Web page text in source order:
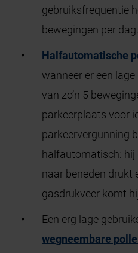
gebruiksfrequentie
bewegingen per dag.
Halfautomatische
wanneer er een
van zo’n 5
parkeerplaats voor
parkeervergunning
halfautomatisch: hij
naar beneden drukt
gasdrukveer komt
Een erg lage
wegneembare